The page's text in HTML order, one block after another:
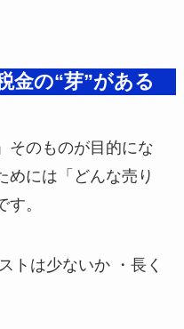
金の“芽”がある
そのものが目的にな
めには「どんな売り
。
トは少ないか ・長く